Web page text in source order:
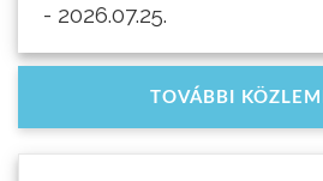
- 2026.07.25.
TOVÁBBI